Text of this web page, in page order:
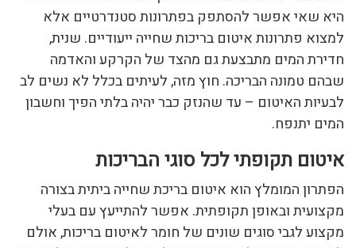
היא שאי אפשר להסתפק בפתרונות סטנדרטיים אלא
למצוא פתרונות איטום בריכות שחייה ייעודיים. שנית,
חדירת המים מתבצעת גם מהצד של הקרקע והאדמה
שבהם טמונה הבריכה. חוץ מזה, לעיתים בכלל לא נשים לב
לבעיות האיטום – עד שהנזק כבר יהיה בלתי הפיך וחשבון
המים יתנפח.
איטום תקופתי לכל סוגי הבריכות
הפתרון המומלץ הוא איטום בריכת שחייה ביתית בצורה
מקצועית ובאופן תקופתית. אפשר להתייעץ עם בעלי
מקצוע לגבי סוגים שונים של חומר לאיטום בריכות, אולם